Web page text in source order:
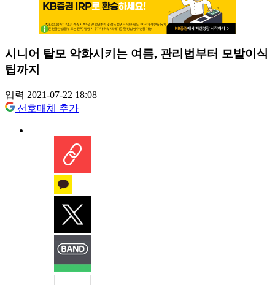
시니어 탈모 악화시키는 여름, 관리법부터 모발이식
팁까지
입력 2021-07-22 18:08
선호매체 추가